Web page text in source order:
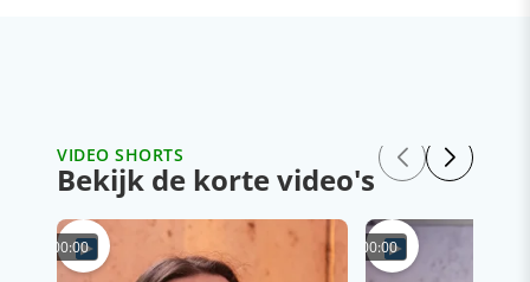
VIDEO SHORTS
Bekijk de korte video's
00:00 00:00